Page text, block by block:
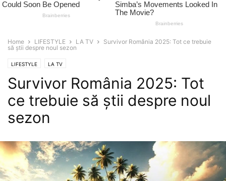
Home LIFESTYLE LA TV
Survivor România 2025: Tot ce trebuie
să știi despre noul sezon
LIFESTYLE LA TV
Survivor România 2025: Tot
ce trebuie să știi despre noul
sezon